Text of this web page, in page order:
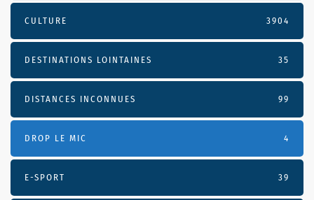
CULTURE 3904
DESTINATIONS LOINTAINES 35
DISTANCES INCONNUES 99
DROP LE MIC 4
E-SPORT 39